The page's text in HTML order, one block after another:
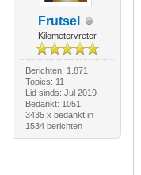
Frutsel
Kilometervreter
Berichten: 1.871
Topics: 11
Lid sinds: Jul 2019
Bedankt: 1051
3435 x bedankt in
1534 berichten